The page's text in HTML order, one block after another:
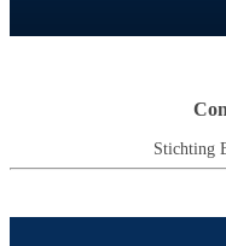
Stichting